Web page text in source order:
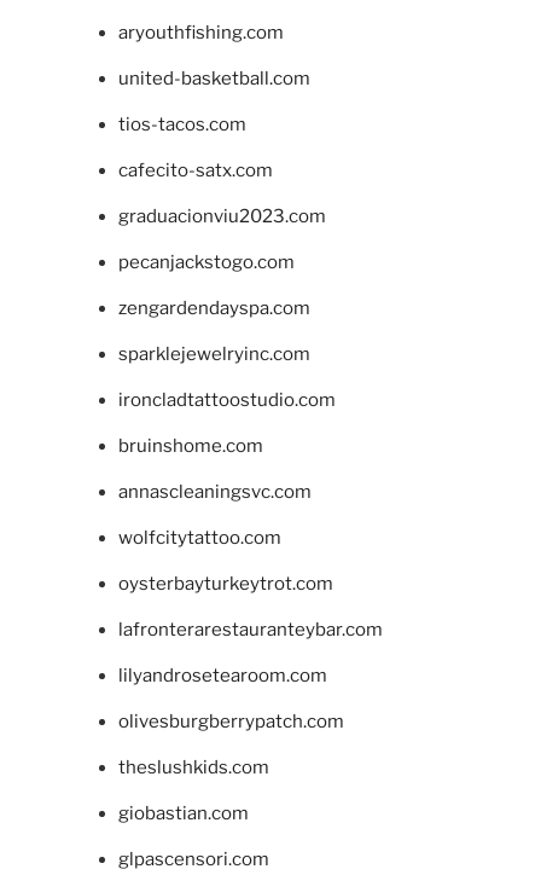
aryouthfishing.com
united-basketball.com
tios-tacos.com
cafecito-satx.com
graduacionviu2023.com
pecanjackstogo.com
zengardendayspa.com
sparklejewelryinc.com
ironcladtattoostudio.com
bruinshome.com
annascleaningsvc.com
wolfcitytattoo.com
oysterbayturkeytrot.com
lafronterarestauranteybar.com
lilyandrosetearoom.com
olivesburgberrypatch.com
theslushkids.com
giobastian.com
glpascensori.com